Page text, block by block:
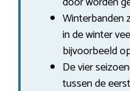
Winterbanden
in de winter
bijvoorbeeld
De vier
tussen de